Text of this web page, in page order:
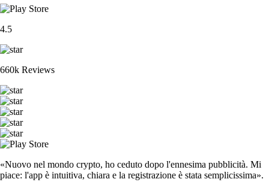
4.5
660k Reviews
«Nuovo nel mondo crypto, ho ceduto dopo l'ennesima pubblicità. Mi
piace: l'app è intuitiva, chiara e la registrazione è stata semplicissima».